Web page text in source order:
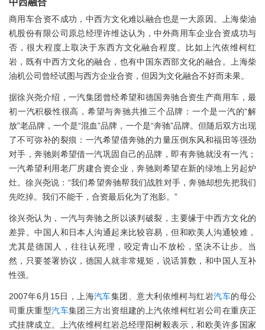
商用车合资不成功，中西方文化难以融合也是一大原因。上海柴油
机股份有限公司原总经理许维达认为，中外商用车企业合资成功与
否，很大程度上取决于东西方文化融合程度。比如上汽依维柯红
岩，既有中西方文化的融合，也有中国东西部文化的融合。上海柴
油机公司曾经试图与西方企业合资，但因为文化融合不好而未果。
据徐兴尧介绍，一汽集团曾经希望和德国奔驰合资生产商用车，最
初一汽积极性很高，希望与奔驰共推三个品牌：一个是一汽的“解
放”老品牌，一个是“混血”品牌，一个是“奔驰”品牌。但随后双方出现
了不可弥补的裂痕：一汽希望借奔驰的力量压倒东风和福田等强劲
对手，奔驰则希望借一汽巩固自己的品牌，即有奔驰就没有一汽；
一汽希望利用老厂房建合资企业，奔驰则希望在新的绿地上另起炉
灶。徐兴尧说：“我们希望奔驰帮我们战胜对手，奔驰却想先把我们
先吃掉。我们不能干，合资最后化为了泡影。”
徐兴尧认为，一汽与奔驰之所以谈判破裂，主要缘于中西方文化的
差异。中国人和日本人沟通起来比较容易，但和欧美人沟通较难，
尤其是德国人，往往认死理，咬定青山不放松，坚决不让步。当
然，只要签署协议，德国人就非常规矩，说话算数，和中国人互补
性强。
2007年6月15日，上海汽车集团、意大利依维柯与红岩汽车的母公
司重庆重型汽车集团三方出资组建的上汽依维柯红岩公司在重庆正
式挂牌成立。上汽依维柯红岩总经理阳树毅表示，和欧美许多国家